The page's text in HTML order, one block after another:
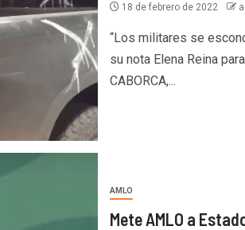
18 de febrero de 2022
“Los militares se
su nota Elena Reina
CABORCA,...
AMLO
Mete AMLO a